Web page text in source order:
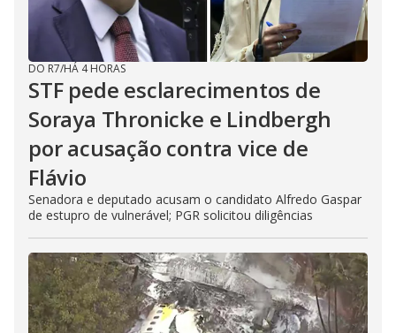
DO R7/HÁ 4 HORAS
STF pede esclarecimentos de
Soraya Thronicke e Lindbergh
por acusação contra vice de
Flávio
Senadora e deputado acusam o candidato Alfredo Gaspar
de estupro de vulnerável; PGR solicitou diligências